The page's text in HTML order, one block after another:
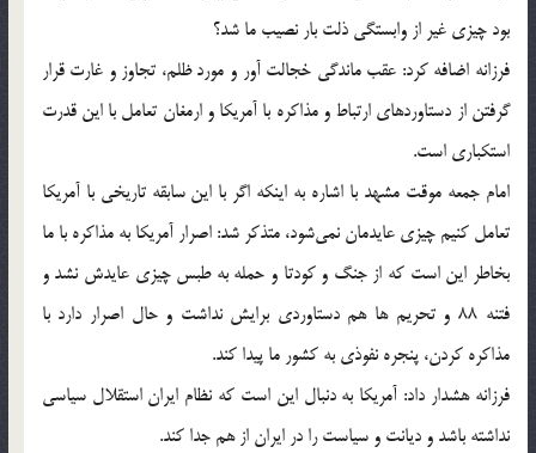
بود چیزی غیر از وابستگی ذلت بار نصیب ما شد؟
فرزانه اضافه کرد: عقب ماندگی خجالت آور و مورد ظلم، تجاوز و غارت قرار
گرفتن از دستاوردهای ارتباط و مذاکره با آمریکا و ارمغان‌ تعامل با این قدرت
استکباری است.
امام جمعه موقت مشهد با اشاره به اینکه اگر با این سابقه تاریخی با آمریکا
تعامل کنیم چیزی عایدمان نمی‌شود، متذکر شد: اصرار آمریکا به مذاکره با ما
بخاطر این است که از جنگ و کودتا و حمله به طبس چیزی عایدش نشد و
فتنه 88 و تحریم ها هم دستاوردی برایش نداشت و حال اصرار دارد با
مذاکره کردن، پنجره نفوذی به کشور ما پیدا کند.
فرزانه هشدار داد: آمریکا به دنبال این است که نظام ایران استقلال سیاسی
نداشته باشد و دیانت و سیاست را در ایران از هم جدا کند.